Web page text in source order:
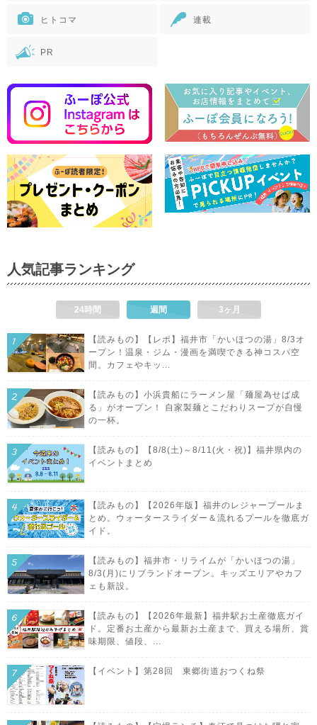
ヒトコマ 連載
PR
人気記事ランキング
24時間 週間 3ヶ月
【読みもの】【レポ】福井市「かいほつの湯」8/3オ
ープン！温泉・ジム・漫画を満喫できる神コスパ空
間。カフェやキッ...
【読みもの】小浜貴船にラーメン屋「麺屋為せば成
る」がオープン！ 自家製麺とこだわりスープが自慢
の一杯。
【読みもの】【8/8(土)～8/11(火・祝)】福井県内の
イベントまとめ
【読みもの】【2026年版】福井のレジャープールま
とめ。ウォータースライダー＆流れるプールを徹底ガ
イド。
【読みもの】福井市・リライムが「かいほつの湯」
8/3(月)にリブランドオープン。キッズエリアやカフ
ェも新設。
【読みもの】【2026年最新】福井駅お土産徹底ガイ
ド。定番お土産から最新お土産まで、買える場所、賞
味期限、値段、...
【イベント】第28回 東郷街道おつくね祭